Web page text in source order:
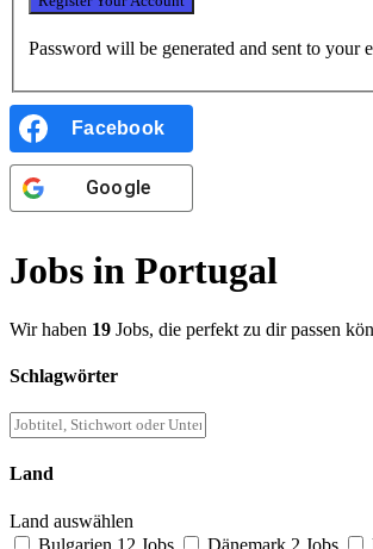
Password will be generated and sent to your
Facebook
Google
Jobs in Portugal
Wir haben 19 Jobs, die perfekt zu dir passen
Schlagwörter
Land
Land auswählen
Bulgarien 12 Jobs Dänemark 2 Jobs